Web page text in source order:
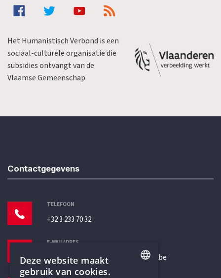
Het Humanistisch Verbond is een
sociaal-culturele organisatie die
subsidies ontvangt van de
Vlaamse Gemeenschap
Contactgegevens
TELEFOON
+32 3 233 70 32
E-MAILADRES
secretariaat@humanistischverbond.be
Deze website maakt
gebruik van cookies.